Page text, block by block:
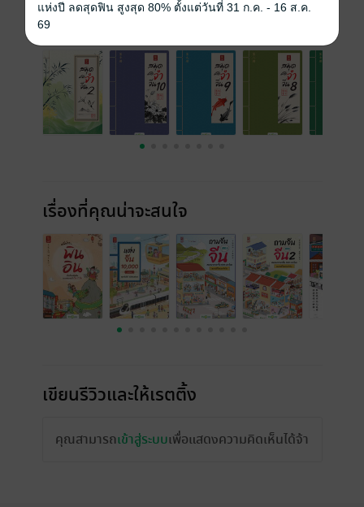
เล่มอื่นๆ ในซีรีส์
เรื่องที่คุณน่าจะสนใจ
เขียนรีวิวและให้เรตติ้ง
คุณสามารถเข้าสู่ระบบเพื่อแสดงความคิดเห็นได้จ้า
แห่งปี ลดสุดฟิน สูงสุด 80% ตั้งแต่วันที่ 31 ก.ค. - 16 ส.ค.
69